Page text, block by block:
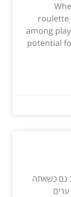
roulette
among
potential
גם כשאתה